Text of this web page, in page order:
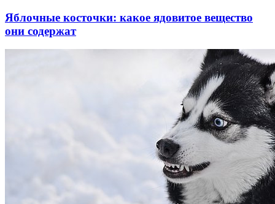
Яблочные косточки: какое ядовитое вещество
они содержат